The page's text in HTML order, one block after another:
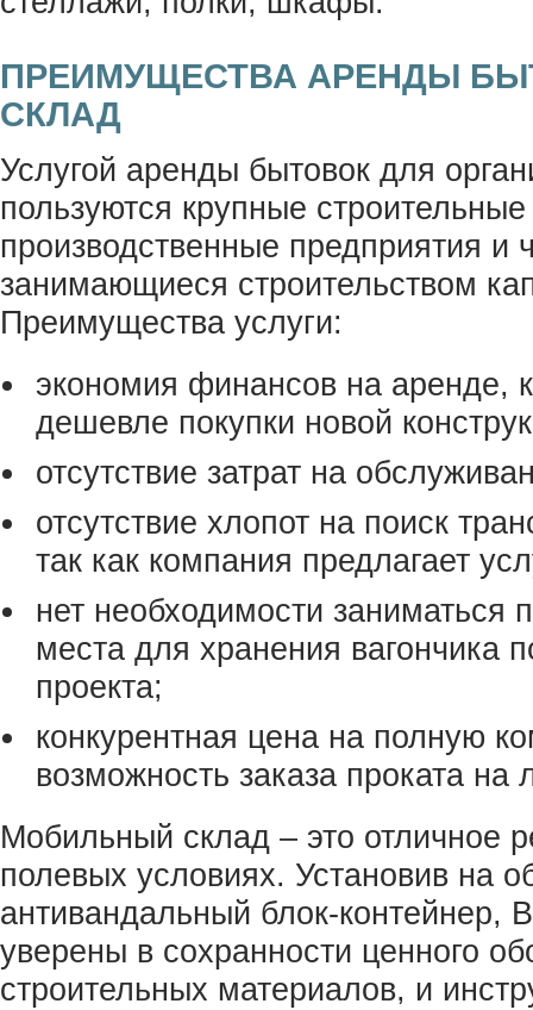
ПРЕИМУЩЕСТВА АРЕНДЫ
СКЛАД
Услугой аренды бытовок для
пользуются крупные
производственные предприятия и
занимающиеся строительством
Преимущества услуги:
экономия финансов на аренде,
дешевле покупки новой
отсутствие затрат на
отсутствие хлопот на поиск
так как компания предлагает
нет необходимости заниматься
места для хранения вагончика
проекта;
конкурентная цена на полную
возможность заказа проката на
Мобильный склад – это отличное
полевых условиях. Установив на
антивандальный блок-контейнер,
уверены в сохранности ценного
строительных материалов, и